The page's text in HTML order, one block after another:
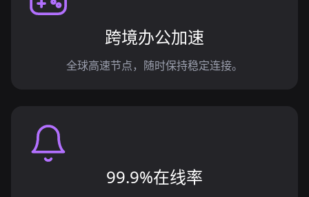
跨境办公加速
全球高速节点，随时保持稳定连接。
99.9%在线率